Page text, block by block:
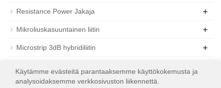
Resistance Power Jakaja +
Mikroliuskasuuntainen liitin +
Microstrip 3dB hybridiliitin +
Koaksiaalinen RF-kuorma
Käytämme evästeitä parantaaksemme käyttökokemusta ja
analysoidaksemme verkkosivuston liikennettä.